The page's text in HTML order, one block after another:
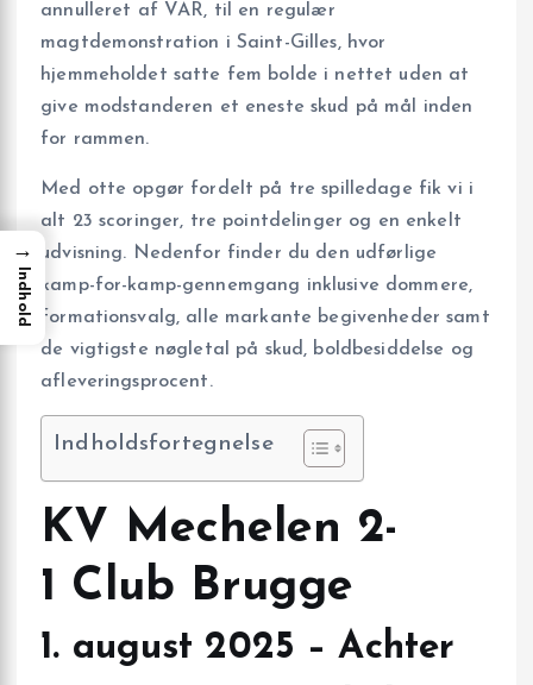
annulleret af VAR, til en regulær
magtdemonstration i Saint-Gilles, hvor
hjemmeholdet satte fem bolde i nettet uden at
give modstanderen et eneste skud på mål inden
for rammen.
Med otte opgør fordelt på tre spilledage fik vi i
alt 23 scoringer, tre pointdelinger og en enkelt
udvisning. Nedenfor finder du den udførlige
kamp-for-kamp-gennemgang inklusive dommere,
formationsvalg, alle markante begivenheder samt
de vigtigste nøgletal på skud, bol­dbesiddelse og
afleverings­procent.
Indholdsfortegnelse
KV Mechelen 2-
1 Club Brugge
1. august 2025 – Achter
→
Indhold